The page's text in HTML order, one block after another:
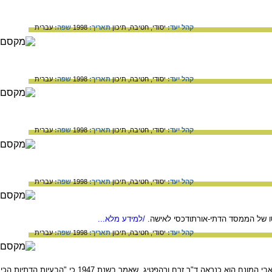
קהל יעד:יסודי,חטיבה,תיכוןתאריך:1998 שפה:עברית
קהל יעד:יסודי,חטיבה,תיכוןתאריך:1998 שפה:עברית
קהל יעד:יסודי,חטיבה,תיכוןתאריך:1998 שפה:עברית
קהל יעד:יסודי,חטיבה,תיכוןתאריך:1998 שפה:עברית
של הממסד הדתי-אורתודכסי לאישה. /למידע מלא...
קהל יעד:יסודי,חטיבה,תיכוןתאריך:1998 שפה:עברית
המונח 'סטאטוס קוו' הוא ביטוי מסכת היחסים בין דתיים לחילוניים בישראל והשתקפותם במסגרות ממלכתיות. אבי המונח הוא כנראה ד"ר זרח ורהפטיג, שאמר בשנת 1947 כי "הבעיות הדתיות הכי